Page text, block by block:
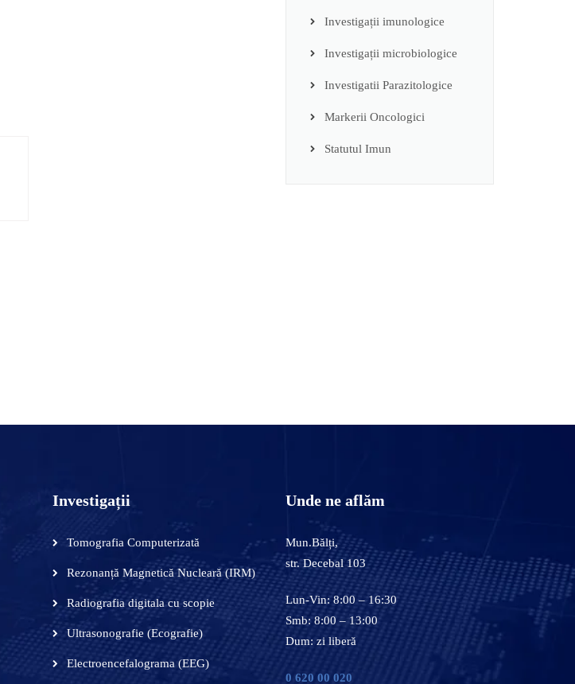
Investigații imunologice
Investigații microbiologice
Investigatii Parazitologice
Markerii Oncologici
Statutul Imun
Investigații
Tomografia Computerizată
Rezonanță Magnetică Nucleară (IRM)
Radiografia digitala cu scopie
Ultrasonografie (Ecografie)
Electroencefalograma (EEG)
Unde ne aflăm
Mun.Bălți,
str. Decebal 103
Lun-Vin: 8:00 – 16:30
Smb: 8:00 – 13:00
Dum: zi liberă
0 620 00 020